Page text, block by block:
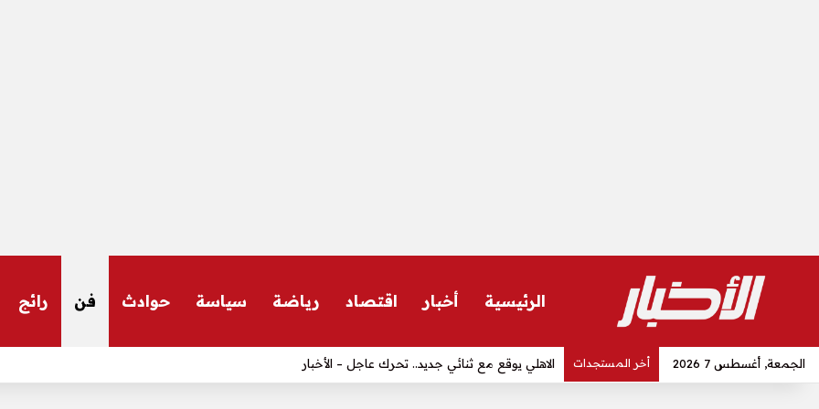
الرئيسية أخبار اقتصاد رياضة سياسة حوادث فن رائج
الجمعة, أغسطس 7 2026 أخر المستجدات عاجل| سر غياب صفقة الأهلي عن السفر إلى إسبانيا – الأخبار